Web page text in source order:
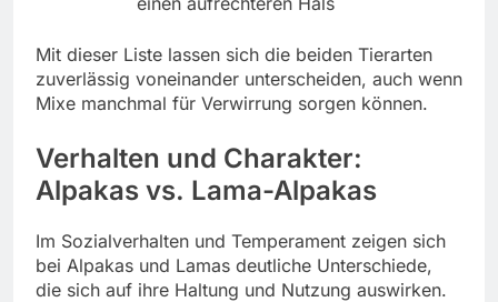
Mit dieser Liste lassen sich die beiden Tierarten
zuverlässig voneinander unterscheiden, auch wenn
Mixe manchmal für Verwirrung sorgen können.
Verhalten und Charakter:
Alpakas vs. Lama-Alpakas
Im Sozialverhalten und Temperament zeigen sich
bei Alpakas und Lamas deutliche Unterschiede,
die sich auf ihre Haltung und Nutzung auswirken.